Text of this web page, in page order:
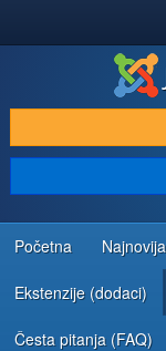
PREUZIMANJE I
OTKRIJTE I NAUČITE
ZAJEDNICA I
RESURSI ZA RAZVOJ
Početna
Ekstenzije (dodaci)
Česta pitanja (FAQ)